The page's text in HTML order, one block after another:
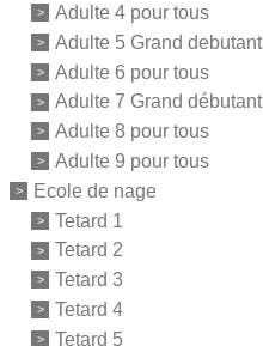
Adulte 4 pour tous
Adulte 5 Grand debutant
Adulte 6 pour tous
Adulte 7 Grand débutant
Adulte 8 pour tous
Adulte 9 pour tous
Ecole de nage
Tetard 1
Tetard 2
Tetard 3
Tetard 4
Tetard 5